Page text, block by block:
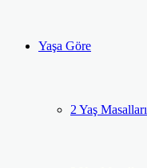
Yaşa Göre
2 Yaş Masalları